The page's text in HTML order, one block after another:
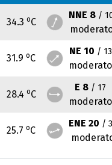
34.3 oC
NNE 8 /
31.9 oC
NE 10 / 13
moderato
28.4 oC
E 8 / 17
moderato
25.7 oC
ENE 20 /